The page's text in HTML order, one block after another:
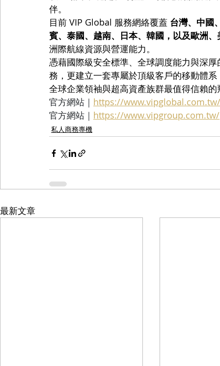
伴。
目前 VIP Global 服務網絡覆蓋 台灣、中國
賓、泰國、越南、日本、韓國，以及歐洲
洲際航線資源與營運能力。
憑藉國際級安全標準、全球調度能力與深
務，更建立一套專屬於頂級客戶的移動體
全球企業領袖與超高資產族群最值得信賴
官方網站｜ https://www.vipglobal.com.tw/
官方網站｜ https://www.vipgroup.com.tw/
私人商務專機
最新文章